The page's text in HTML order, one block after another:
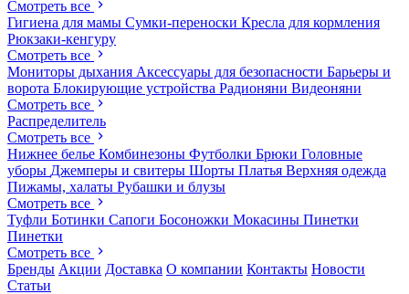
Смотреть все
Гигиена для мамы Сумки-переноски Кресла для кормления
Рюкзаки-кенгуру
Смотреть все
Мониторы дыхания Аксессуары для безопасности Барьеры и
ворота Блокирующие устройства Радионяни Видеоняни
Смотреть все
Распределитель
Смотреть все
Нижнее белье Комбинезоны Футболки Брюки Головные
уборы Джемперы и свитеры Шорты Платья Верхняя одежда
Пижамы, халаты Рубашки и блузы
Смотреть все
Туфли Ботинки Сапоги Босоножки Мокасины Пинетки
Пинетки
Смотреть все
Бренды Акции Доставка О компании Контакты Новости
Статьи